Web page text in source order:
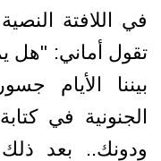
في اللافتة
تقول أماني: "هل
بيننا الأيام
الجنونية في
ودونك.. بعد